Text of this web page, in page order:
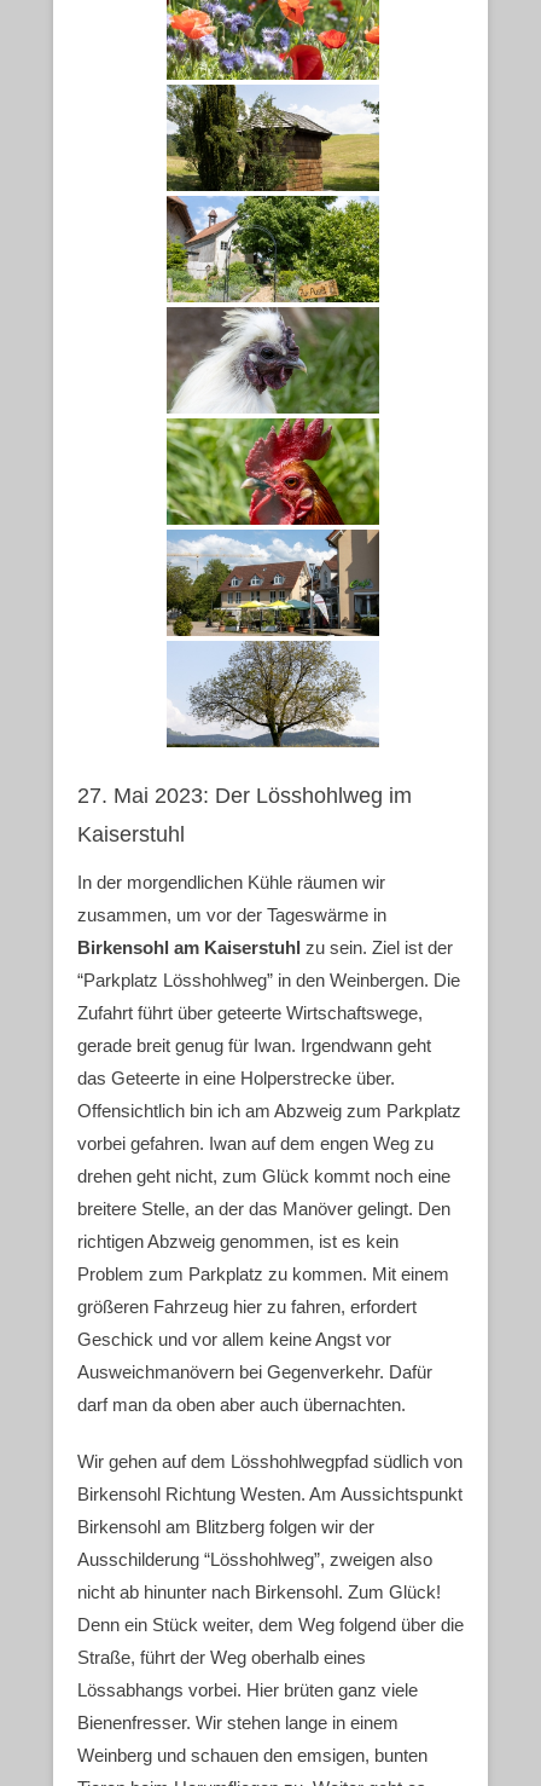
27. Mai 2023: Der Lösshohlweg im
Kaiserstuhl
In der morgendlichen Kühle räumen wir
zusammen, um vor der Tageswärme in
Birkensohl am Kaiserstuhl zu sein. Ziel ist der
“Parkplatz Lösshohlweg” in den Weinbergen. Die
Zufahrt führt über geteerte Wirtschaftswege,
gerade breit genug für Iwan. Irgendwann geht
das Geteerte in eine Holperstrecke über.
Offensichtlich bin ich am Abzweig zum Parkplatz
vorbei gefahren. Iwan auf dem engen Weg zu
drehen geht nicht, zum Glück kommt noch eine
breitere Stelle, an der das Manöver gelingt. Den
richtigen Abzweig genommen, ist es kein
Problem zum Parkplatz zu kommen. Mit einem
größeren Fahrzeug hier zu fahren, erfordert
Geschick und vor allem keine Angst vor
Ausweichmanövern bei Gegenverkehr. Dafür
darf man da oben aber auch übernachten.
Wir gehen auf dem Lösshohlwegpfad südlich von
Birkensohl Richtung Westen. Am Aussichtspunkt
Birkensohl am Blitzberg folgen wir der
Ausschilderung “Lösshohlweg”, zweigen also
nicht ab hinunter nach Birkensohl. Zum Glück!
Denn ein Stück weiter, dem Weg folgend über die
Straße, führt der Weg oberhalb eines
Lössabhangs vorbei. Hier brüten ganz viele
Bienenfresser. Wir stehen lange in einem
Weinberg und schauen den emsigen, bunten